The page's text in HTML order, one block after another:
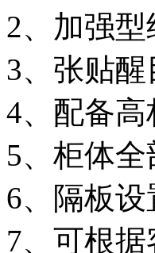
2、加强
3、张贴
4、配备
5、柜体全
6、隔板
7、可根